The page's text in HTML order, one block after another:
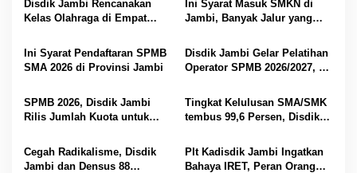
s
p
o
s
Disdik Jambi Rencanakan
Kelas Olahraga di Empat
Ini Syarat Masuk SMKN di
Jambi, Banyak Jalur yang
Ini Syarat Pendaftaran SPMB
SMA 2026 di Provinsi Jambi
Disdik Jambi Gelar Pelatihan
Operator SPMB 2026/2027, M
dan Berintegritas
SPMB 2026, Disdik Jambi
Rilis Jumlah Kuota untuk
Tingkat Kelulusan SMA/SMK
tembus 99,6 Persen, Disdik
Sekolah
Cegah Radikalisme, Disdik
Jambi dan Densus 88
Plt Kadisdik Jambi Ingatkan
Bahaya IRET, Peran Orang